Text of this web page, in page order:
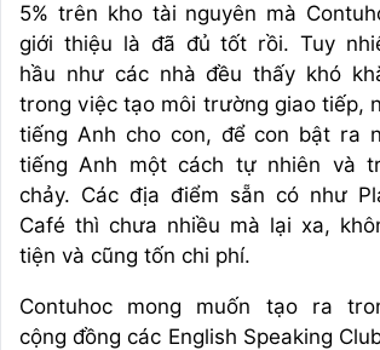
5% trên kho tài nguyên mà
giới thiệu là đã đủ tốt rồi. Tuy
hầu như các nhà đều thấy khó
trong việc tạo môi trường giao tiếp,
tiếng Anh cho con, để con bật ra
tiếng Anh một cách tự nhiên và
chảy. Các địa điểm sẵn có như
Café thì chưa nhiều mà lại xa,
tiện và cũng tốn chi phí.
Contuhoc mong muốn tạo ra
cộng đồng các English Speaking